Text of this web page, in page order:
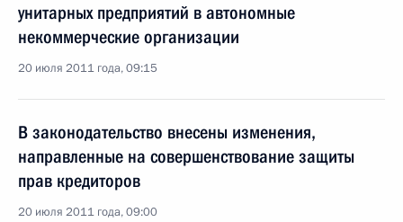
унитарных предприятий в автономные
некоммерческие организации
20 июля 2011 года, 09:15
В законодательство внесены изменения,
направленные на совершенствование защиты
прав кредиторов
20 июля 2011 года, 09:00